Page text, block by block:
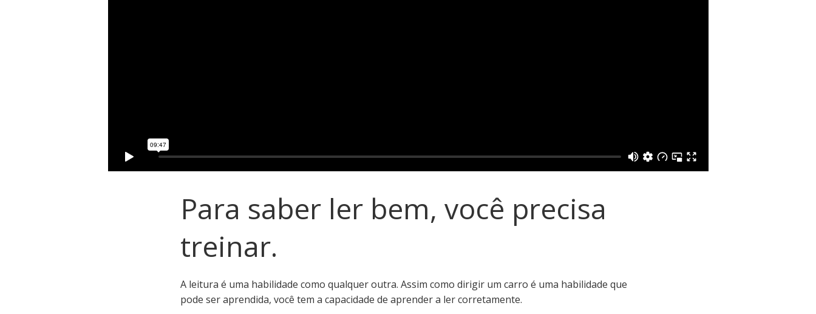
Para saber ler bem, você precisa
treinar.
A leitura é uma habilidade como qualquer outra. Assim como dirigir um carro é uma habilidade que
pode ser aprendida, você tem a capacidade de aprender a ler corretamente.